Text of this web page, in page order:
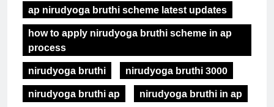
ap nirudyoga bruthi scheme latest updates
how to apply nirudyoga bruthi scheme in ap
process
nirudyoga bruthi
nirudyoga bruthi 3000
nirudyoga bruthi ap
nirudyoga bruthi in ap